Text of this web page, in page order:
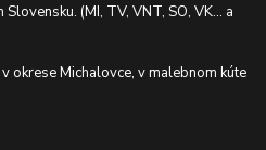
(MI, TV, VNT, SO, VK... a
okrese Michalovce, v malebnom kúte